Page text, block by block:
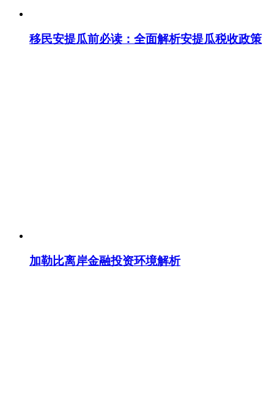
移民安提瓜前必读：全面解析安提瓜税收政策
加勒比离岸金融投资环境解析